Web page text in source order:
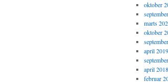
oktober
marts
oktober
april 2019
april 2018
februar